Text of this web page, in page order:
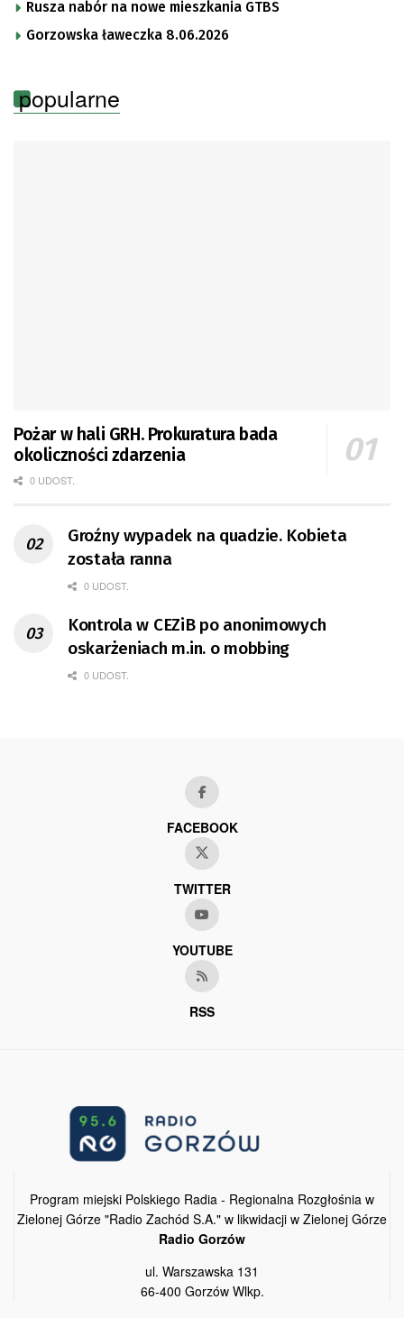
Rusza nabór na nowe mieszkania GTBS
Gorzowska ławeczka 8.06.2026
popularne
Pożar w hali GRH. Prokuratura bada
okoliczności zdarzenia
0 UDOST.
Groźny wypadek na quadzie. Kobieta
została ranna
0 UDOST.
Kontrola w CEZiB po anonimowych
oskarżeniach m.in. o mobbing
0 UDOST.
FACEBOOK
TWITTER
YOUTUBE
RSS
Program miejski Polskiego Radia - Regionalna Rozgłośnia w
Zielonej Górze "Radio Zachód S.A." w likwidacji w Zielonej Górze
Radio Gorzów
ul. Warszawska 131
66-400 Gorzów Wlkp.